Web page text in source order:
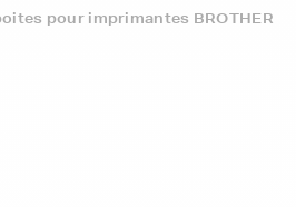
pour imprimantes BROTHER